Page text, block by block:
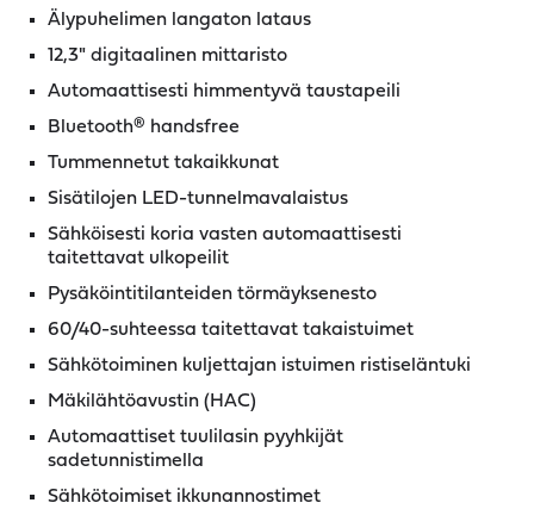
Älypuhelimen langaton lataus
12,3" digitaalinen mittaristo
Automaattisesti himmentyvä taustapeili
Bluetooth® handsfree
Tummennetut takaikkunat
Sisätilojen LED-tunnelmavalaistus
Sähköisesti koria vasten automaattisesti
taitettavat ulkopeilit
Pysäköintitilanteiden törmäyksenesto
60/40-suhteessa taitettavat takaistuimet
Sähkötoiminen kuljettajan istuimen ristiseläntuki
Mäkilähtöavustin (HAC)
Automaattiset tuulilasin pyyhkijät
sadetunnistimella
Sähkötoimiset ikkunannostimet